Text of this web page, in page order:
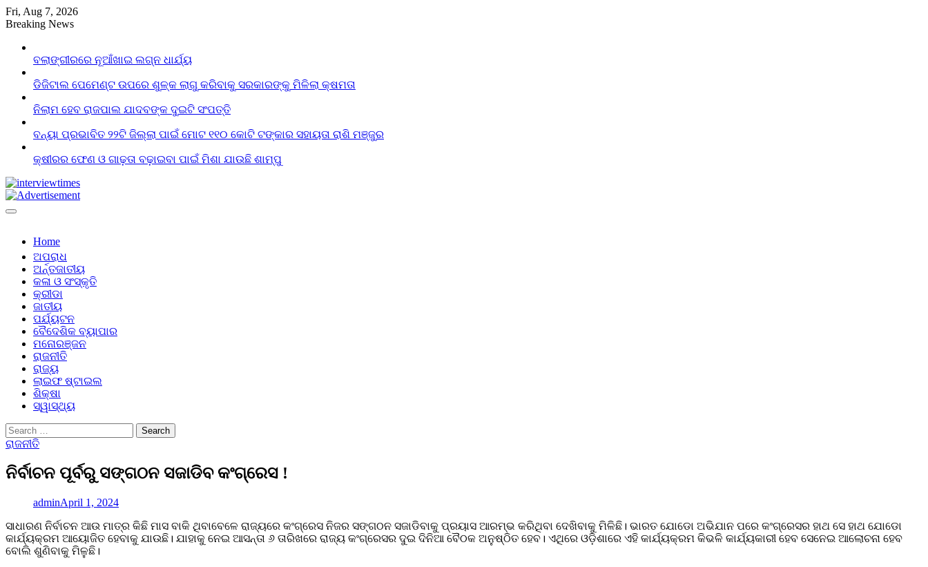
Skip
to
Fri, Aug 7, 2026
Breaking News
ବଲାଙ୍ଗୀରରେ ନୂଆଁଖାଇ ଲଗ୍ନ ଧାର୍ଯ୍ୟ
ଡିଜିଟାଲ ପେମେଣ୍ଟ ଉପରେ ଶୁଳ୍କ ଲାଗୁ କରିବାକୁ ସରକାରଙ୍କୁ ମିଳିଲା କ୍ଷମତା
ନିଲାମ ହେବ ରାଜପାଲ ଯାଦବଙ୍କ ଦୁଇଟି ସଂପତ୍ତି
ବନ୍ୟା ପ୍ରଭାବିତ ୨୨ଟି ଜିଲ୍ଲା ପାଇଁ ମୋଟ ୧୧୦ କୋଟି ଟଙ୍କାର ସହାୟତା ରାଶି ମଞ୍ଜୁର
କ୍ଷୀରର ଫେଣ ଓ ଗାଢ଼ତା ବଢ଼ାଇବା ପାଇଁ ମିଶା ଯାଉଛି ଶାମ୍ପୁ
Home
ଅପରାଧ
ଅର୍ନ୍ତଜାତୀୟ
କଳା ଓ ସଂସ୍କୃତି
କ୍ରୀଡା
ଜାତୀୟ
ପର୍ଯ୍ୟଟନ
ବୈଦେଶିକ ବ୍ୟାପାର
ମନୋରଞ୍ଜନ
ରାଜନୀତି
ରାଜ୍ୟ
ଲାଇଫ ଷ୍ଟାଇଲ
ଶିକ୍ଷା
ସ୍ୱାସ୍ଥ୍ୟ
Search
for:
ରାଜନୀତି
ନିର୍ବାଚନ ପୂର୍ବରୁ ସଙ୍ଗଠନ ସଜାଡିବ କଂଗ୍ରେସ !
adminApril 1, 2024
ସାଧାରଣ ନିର୍ବାଚନ ଆଉ ମାତ୍ର କିଛି ମାସ ବାକି ଥିବାବେଳେ ରାଜ୍ୟରେ କଂଗ୍ରେସ ନିଜର ସଙ୍ଗଠନ ସଜାଡିବାକୁ ପ୍ରୟାସ ଆରମ୍ଭ କରିଥିବା ଦେଖିବାକୁ ମିଳିଛି। ଭାରତ ଯୋଡୋ ଅଭିଯାନ ପରେ କଂଗ୍ରେସର ହାଥ ସେ ହାଥ ଯୋଡୋ
କାର୍ଯ୍ୟକ୍ରମ ଆୟୋଜିତ ହେବାକୁ ଯାଉଛି। ଯାହାକୁ ନେଇ ଆସନ୍ତା ୬ ତାରିଖରେ ରାଜ୍ୟ କଂଗ୍ରେସର ଦୁଇ ଦିନିଆ ବୈଠକ ଅନୁଷ୍ଠିତ ହେବ। ଏଥିରେ ଓଡ଼ିଶାରେ ଏହି କାର୍ଯ୍ୟକ୍ରମ କିଭଳି କାର୍ଯ୍ୟକାରୀ ହେବ ସେନେଇ ଆଲୋଚନା ହେବ
ବୋଲି ଶୁଣିବାକୁ ମିଳୁଛି।